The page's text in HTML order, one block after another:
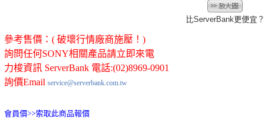
比ServerBank更便宜？
參考售價：( 破壞行情廠商施壓！)
詢問任何SONY相關產品請立即來電
力梭資訊 ServerBank 電話:(02)8969-0901
詢價Email service@serverbank.com.tw
會員價>>索取此商品報價